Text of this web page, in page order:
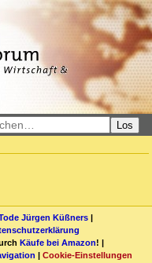
Los
Jürgen Küßners |
Käufe bei Amazon! |
| Cookie-Einstellungen